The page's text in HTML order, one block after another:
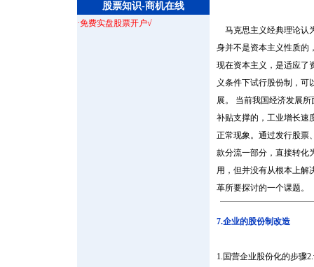
股票知识-商机在线
·免费实盘股票开户√
马克思主义经典理论认
身并不是资本主义性质的
现在资本主义，是适应了
义条件下试行股份制，可
展。 当前我国经济发展
补贴支撑的，工业增长速
正常现象。通过发行股票
款分流一部分，直接转化
用，但并没有从根本上解
革所要探讨的一个课题。
7.企业的股份制改造
1.国营企业股份化的步骤